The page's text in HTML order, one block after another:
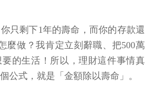
只剩下1年的壽命，而你的存款還
麼做？我肯定立刻辭職、把500萬
的生活！所以，理財這件事情真
公式，就是「金額除以壽命」。